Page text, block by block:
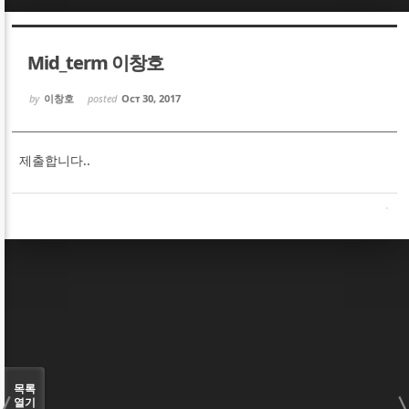
Mid_term 이창호
by 이창호 posted Oct 30, 2017
제출합니다..
목록
열기
Sketchbook5, 스케치북5
Sketchbook5, 스케치북5
Sketchbook5, 스케치북5
Sketchbook5, 스케치북5